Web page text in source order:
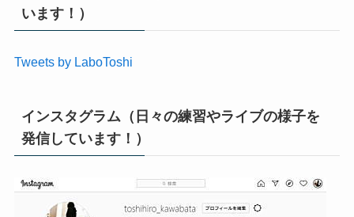
います！）
Tweets by LaboToshi
インスタグラム（日々の練習やライブの様子を
発信しています！）